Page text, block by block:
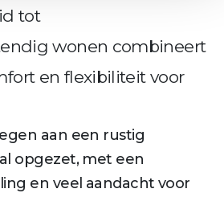
tot
wonen combineert
en flexibiliteit voor
aan een rustig
opgezet, met een
en veel aandacht voor